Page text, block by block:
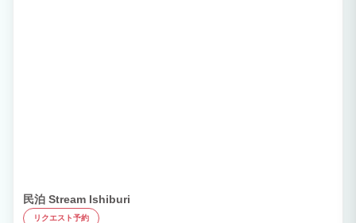
民泊 Stream Ishiburi
リクエスト予約